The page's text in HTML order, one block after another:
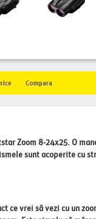
Compara
Zoom 8-24x25.O
sunt acoperite cu
ce vrei să vezi cu un